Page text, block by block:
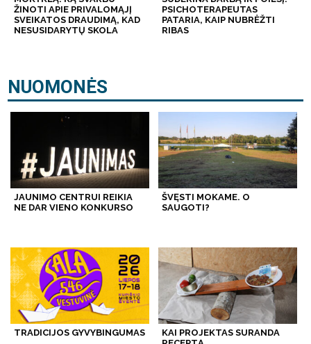
ŽINOTI APIE PRIVALOMĄJĮ
SVEIKATOS DRAUDIMĄ, KAD
NESUSIDARYTŲ SKOLA
PSICHOTERAPEUTAS
PATARIA, KAIP NUBRĖŽTI
RIBAS
NUOMONĖS
JAUNIMO CENTRUI REIKIA
NE DAR VIENO KONKURSO
ŠVĘSTI MOKAME. O
SAUGOTI?
TRADICIJOS GYVYBINGUMAS
KAI PROJEKTAS SURANDA